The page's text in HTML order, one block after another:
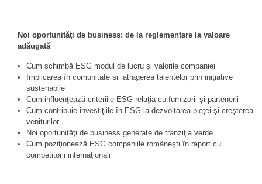
Noi oportunităţi de business: de la reglementare la valoare
adăugată
Cum schimbă ESG modul de lucru şi valorile companiei
Implicarea în comunitate si atragerea talentelor prin iniţiative
sustenabile
Cum influenţează criteriile ESG relaţia cu furnizorii şi partenerii
Cum contribuie investiţiile în ESG la dezvoltarea pieţei şi creşterea
veniturilor
Noi oportunităţi de business generate de tranziţia verde
Cum poziţionează ESG companiile româneşti în raport cu
competitorii internaţionali